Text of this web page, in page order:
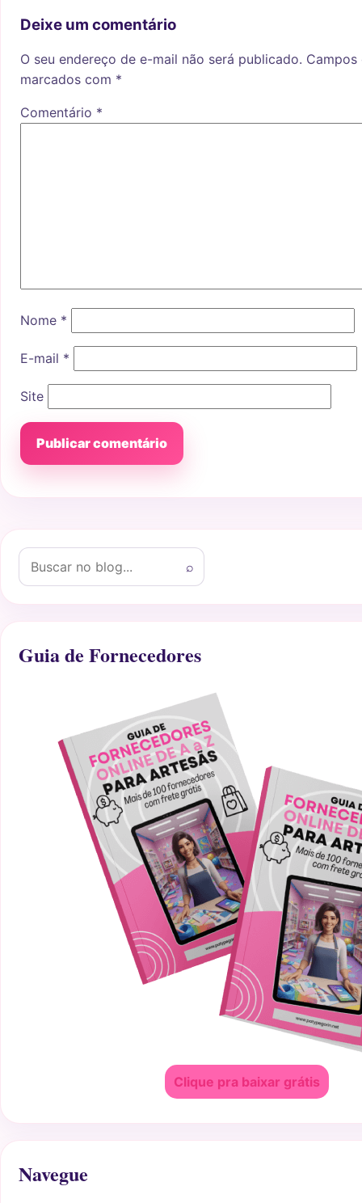
Deixe um comentário
O seu endereço de e-mail não será publicado.
marcados com *
Comentário *
Nome *
E-mail *
Site
Buscar por:
⌕
Guia de Fornecedores
Clique pra baixar grátis
Navegue